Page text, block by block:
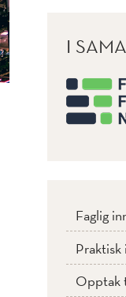
I
Faglig
Opptak